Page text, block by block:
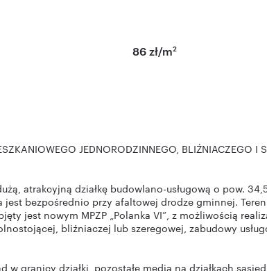
86 zł/m2
JEDNORODZINNEGO, BLIŹNIACZEGO I
atrakcyjną działkę budowlano-usługową o pow.
jest bezpośrednio przy afaltowej drodze gminnej.
jest nowym MPZP „Polanka VI”, z możliwością
bliźniaczej lub szeregowej, zabudowy
w granicy działki, pozostałe media na działkach